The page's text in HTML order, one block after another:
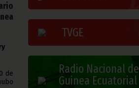
de
TVGE
Radio Nacional de
Guinea Ecuatorial